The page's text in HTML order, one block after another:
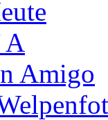
A
Amigo